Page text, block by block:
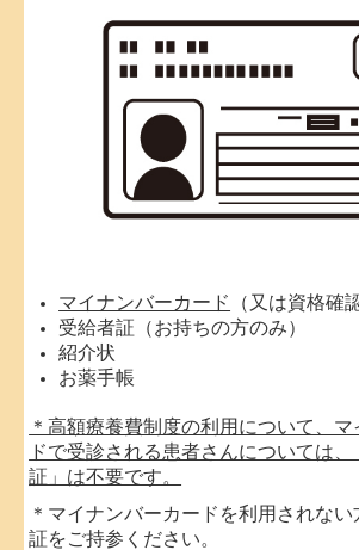
マイナンバーカード
（又は資格確
受給者証（お持ちの方のみ）
紹介状
お薬手帳
＊高額療養費制度の利用について、
ドで受診される患者さんについては
証」は不要です。
＊マイナンバーカードを利用されな
証をご持参ください。